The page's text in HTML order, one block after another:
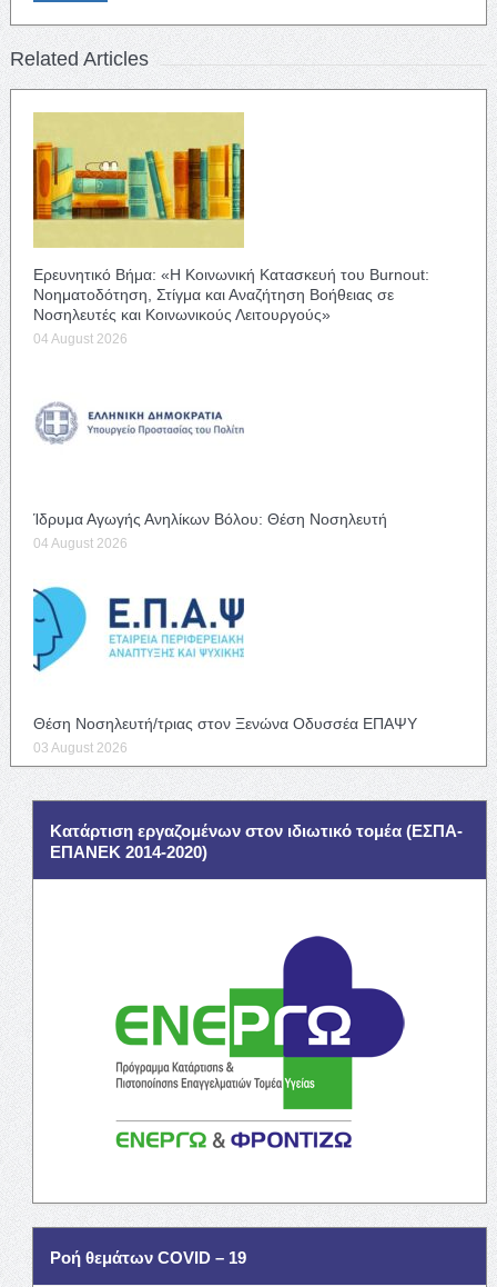
Related Articles
Ερευνητικό Βήμα: «Η Κοινωνική Κατασκευή του Burnout:
Νοηματοδότηση, Στίγμα και Αναζήτηση Βοήθειας σε
Νοσηλευτές και Κοινωνικούς Λειτουργούς»
04 August 2026
Ίδρυμα Αγωγής Ανηλίκων Βόλου: Θέση Νοσηλευτή
04 August 2026
Θέση Νοσηλευτή/τριας στον Ξενώνα Οδυσσέα ΕΠΑΨΥ
03 August 2026
Κατάρτιση εργαζομένων στον ιδιωτικό τομέα (ΕΣΠΑ-
ΕΠΑΝΕΚ 2014-2020)
Ροή θεμάτων COVID – 19